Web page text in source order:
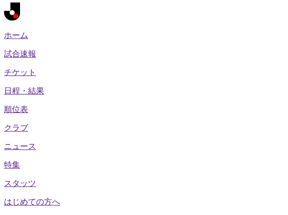
ホーム
試合速報
チケット
日程・結果
順位表
クラブ
ニュース
特集
スタッツ
はじめての方へ